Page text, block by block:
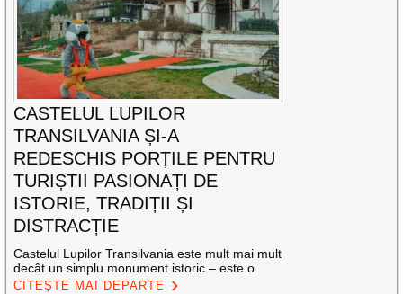
CASTELUL LUPILOR
TRANSILVANIA ȘI-A
REDESCHIS PORȚILE PENTRU
TURIȘTII PASIONAȚI DE
ISTORIE, TRADIȚII ȘI
DISTRACȚIE
Castelul Lupilor Transilvania este mult mai mult
decât un simplu monument istoric – este o
CITEȘTE MAI DEPARTE